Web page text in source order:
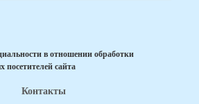
в отношении обработки
посетителей сайта
Контакты